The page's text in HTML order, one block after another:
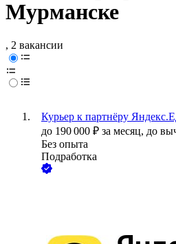
Мурманске
, 2 вакансии
Курьер к партнёру
до 190 000 ₽ за месяц, до
Без опыта
Подработка